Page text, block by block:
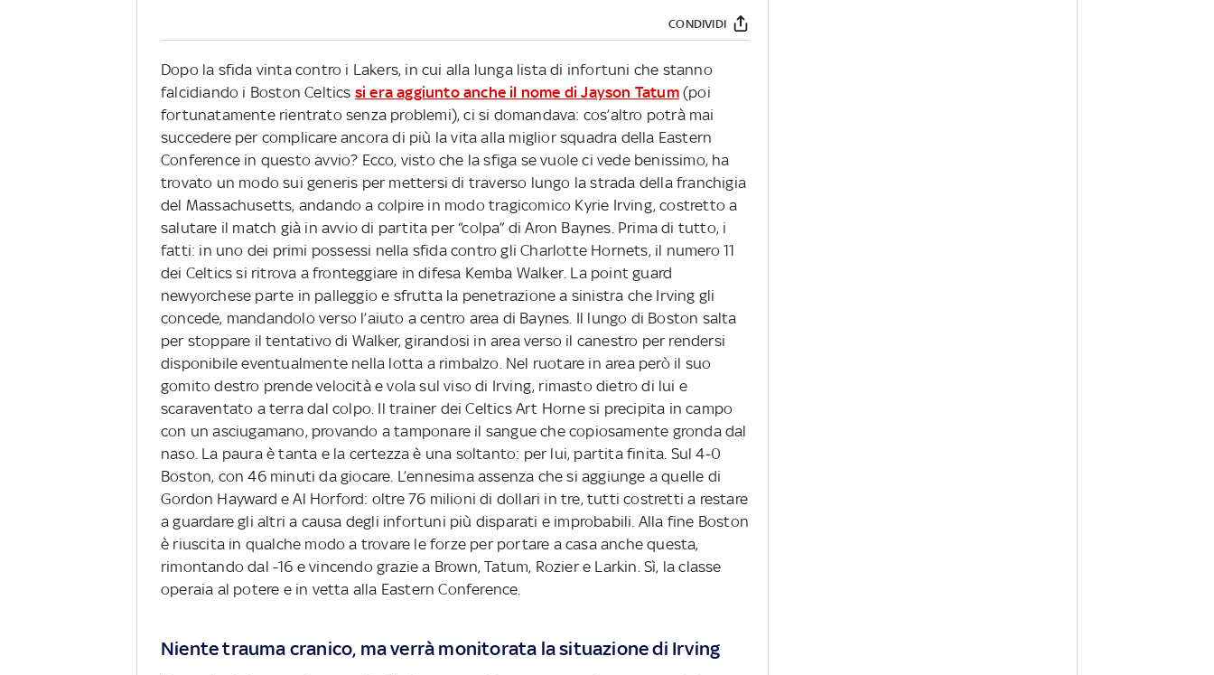
CONDIVIDI
Dopo la sfida vinta contro i Lakers, in cui alla lunga lista di infortuni che stanno
falcidiando i Boston Celtics si era aggiunto anche il nome di Jayson Tatum(poi
fortunatamente rientrato senza problemi), ci si domandava: cos’altro potrà mai
succedere per complicare ancora di più la vita alla miglior squadra della Eastern
Conference in questo avvio? Ecco, visto che la sfiga se vuole ci vede benissimo, ha
trovato un modo sui generis per mettersi di traverso lungo la strada della franchigia
del Massachusetts, andando a colpire in modo tragicomico Kyrie Irving, costretto a
salutare il match già in avvio di partita per “colpa” di Aron Baynes. Prima di tutto, i
fatti: in uno dei primi possessi nella sfida contro gli Charlotte Hornets, il numero 11
dei Celtics si ritrova a fronteggiare in difesa Kemba Walker. La point guard
newyorchese parte in palleggio e sfrutta la penetrazione a sinistra che Irving gli
concede, mandandolo verso l’aiuto a centro area di Baynes. Il lungo di Boston salta
per stoppare il tentativo di Walker, girandosi in area verso il canestro per rendersi
disponibile eventualmente nella lotta a rimbalzo. Nel ruotare in area però il suo
gomito destro prende velocità e vola sul viso di Irving, rimasto dietro di lui e
scaraventato a terra dal colpo. Il trainer dei Celtics Art Horne si precipita in campo
con un asciugamano, provando a tamponare il sangue che copiosamente gronda dal
naso. La paura è tanta e la certezza è una soltanto: per lui, partita finita. Sul 4-0
Boston, con 46 minuti da giocare. L’ennesima assenza che si aggiunge a quelle di
Gordon Hayward e Al Horford: oltre 76 milioni di dollari in tre, tutti costretti a restare
a guardare gli altri a causa degli infortuni più disparati e improbabili. Alla fine Boston
è riuscita in qualche modo a trovare le forze per portare a casa anche questa,
rimontando dal -16 e vincendo grazie a Brown, Tatum, Rozier e Larkin. Sì, la classe
operaia al potere e in vetta alla Eastern Conference.
Niente trauma cranico, ma verrà monitorata la situazione di Irving